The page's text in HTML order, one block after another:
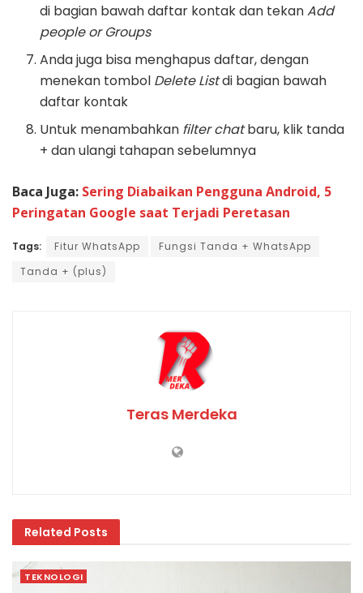
di bagian bawah daftar kontak dan tekanAdd
people or Groups
Anda juga bisa menghapus daftar, dengan
menekan tombol Delete Listdi bagian bawah
daftar kontak
Untuk menambahkan filter chatbaru, klik tanda
+ dan ulangi tahapan sebelumnya
Baca Juga: Sering Diabaikan Pengguna Android, 5
Peringatan Google saat Terjadi Peretasan
Tags: Fitur WhatsApp
Fungsi Tanda + WhatsApp
Tanda + (plus)
Teras Merdeka
Related Posts
TEKNOLOGI